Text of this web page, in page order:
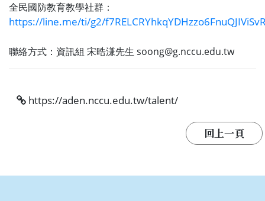
全民國防教育教學社群：
https://line.me/ti/g2/
聯絡方式：資訊組 宋晧溓先生 soong@g.nccu.edu.tw
https://aden.nccu.edu.tw/talent/